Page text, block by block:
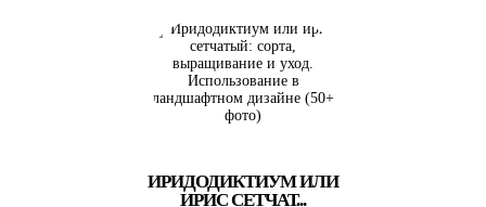
ИРИДОДИКТИУМ ИЛИ
ИРИС СЕТЧАТ...